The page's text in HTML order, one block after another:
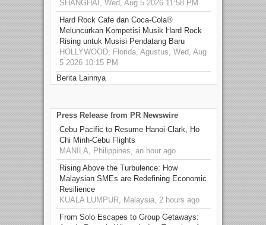
SHANGHAI, Wed, Aug 5 2026 11:58 PM
Hard Rock Cafe dan Coca-Cola®
Meluncurkan Kompetisi Musik Hard Rock
Rising untuk Musisi Pendatang Baru
HOLLYWOOD, Florida, Agustus, Wed, Aug
5 2026 10:15 PM
Berita Lainnya
Press Release from PR Newswire
Cebu Pacific to Resume Hanoi-Clark, Ho
Chi Minh-Cebu Flights
MANILA, Philippines, an hour ago
Rising Above the Turbulence: How
Malaysian SMEs are Redefining Economic
Resilience
KUALA LUMPUR, Malaysia, 2 hours ago
From Solo Escapes to Group Getaways: